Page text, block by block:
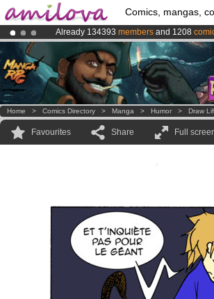
Comics, mangas,
Already 134393 members and 1208
Premium membership from3.95 euros
AmilovaKickstarter is now LIVE!.
Home > Comics Directory > Manga > Humor > Draw
Favourites Share Full